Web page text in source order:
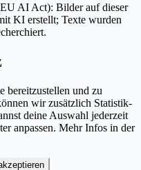
AI Act): Bilder auf dieser
KI erstellt; Texte wurden
bereitzustellen und zu
wir zusätzlich Statistik-
deine Auswahl jederzeit
anpassen. Mehr Infos in der